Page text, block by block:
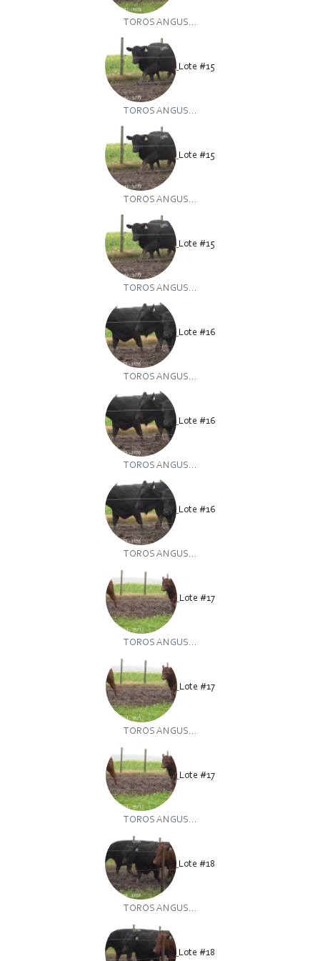
TOROS ANGUS...
Lote #15
TOROS ANGUS...
Lote #15
TOROS ANGUS...
Lote #15
TOROS ANGUS...
Lote #16
TOROS ANGUS...
Lote #16
TOROS ANGUS...
Lote #16
TOROS ANGUS...
Lote #17
TOROS ANGUS...
Lote #17
TOROS ANGUS...
Lote #17
TOROS ANGUS...
Lote #18
TOROS ANGUS...
Lote #18